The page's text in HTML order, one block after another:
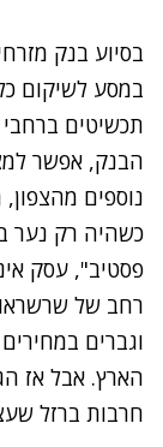
בסיוע בנק
במסע לשיקום
תכשיטים
נוספים מהצפון,
פסטיב", עסק
רחב של
וגברים
הארץ. אבל אז
חרבות ברזל